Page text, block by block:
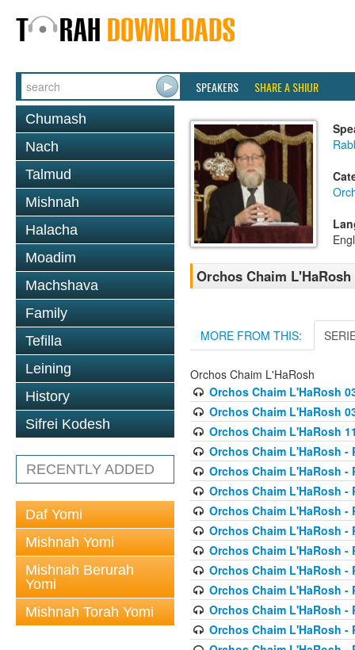
SPEAKERS SHARE A SHIUR
Chumash
Nach
Talmud
Mishnah
Halacha
Moadim
Machshava
Family
Tefilla
Leining
History
Sifrei Kodesh
RECENTLY ADDED
Daf Yomi
Mishnah Yomi
Mishnah Berurah
Yomi
Mishnah Torah Yomi
Orchos Chaim
MORE FROM THIS:
Orchos Chaim L'HaRosh
Orchos Chaim L'HaRosh
Orchos Chaim L'HaRosh
Orchos Chaim L'HaRosh
Orchos Chaim L'HaRosh -
Orchos Chaim L'HaRosh -
Orchos Chaim L'HaRosh -
Orchos Chaim L'HaRosh -
Orchos Chaim L'HaRosh -
Orchos Chaim L'HaRosh -
Orchos Chaim L'HaRosh -
Orchos Chaim L'HaRosh -
Orchos Chaim L'HaRosh -
Orchos Chaim L'HaRosh -